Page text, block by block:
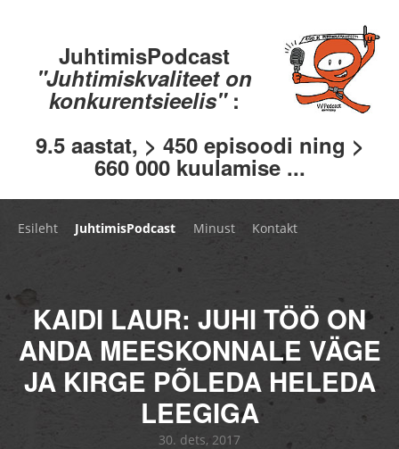
JuhtimisPodcast
"Juhtimiskvaliteet on
konkurentsieelis" :
9.5 aastat, > 450 episoodi ning >
660 000 kuulamise ...
Esileht JuhtimisPodcast Minust Kontakt
KAIDI LAUR: JUHI TÖÖ ON
ANDA MEESKONNALE VÄGE
JA KIRGE PÕLEDA HELEDA
LEEGIGA
30. dets, 2017